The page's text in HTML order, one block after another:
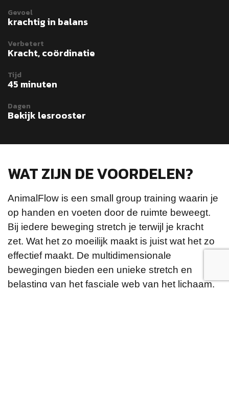
Gevoel
krachtig in balans
Verbetert
Kracht, coördinatie
Tijd
45 minuten
Dagen
Bekijk lesrooster
WAT ZIJN DE VOORDELEN?
AnimalFlow is een small group training waarin je
op handen en voeten door de ruimte beweegt.
Bij iedere beweging stretch je terwijl je kracht
zet. Wat het zo moeilijk maakt is juist wat het zo
effectief maakt. De multidimensionale
bewegingen bieden een unieke stretch en
belasting van het fasciale web van het lichaam.